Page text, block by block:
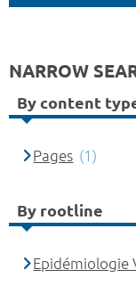
NARROW
By content
Pages (1)
By rootline
Epidémiologie